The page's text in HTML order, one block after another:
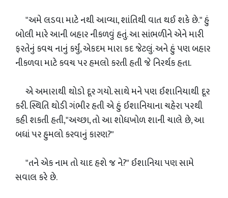
"અમે લડવા માટે નથી આવ્યા, શાંતિથી વાત થઈ શકે છે." હું
બોલી મારે આની બહાર નીકળવું હતું. આ સાંભળીને એને મારી
ફરતેનું કવચ નાનું કર્યું, એકદમ મારા કદ જેટલું. અને હું પણ બહાર
નીકળવા માટે કવચ પર હમલો કરતી હતી જે નિરર્થક હતા.
એ અમારાથી થોડો દૂર ગયો. સાથે મને પણ ઈશાનિયાથી દૂર
કરી. સ્થિતિ થોડી ગંભીર હતી એ હું ઈશાનિયાના ચહેરા પરથી
કહી શકતી હતી,"અચ્છા, તો આ શોધખોળ શાની ચાલે છે, આ
બધાં પર હુમલો કરવાનું કારણ?"
"તને એક નામ તો યાદ હશે જ ને?" ઈશાનિયા પણ સામે
સવાલ કરે છે.